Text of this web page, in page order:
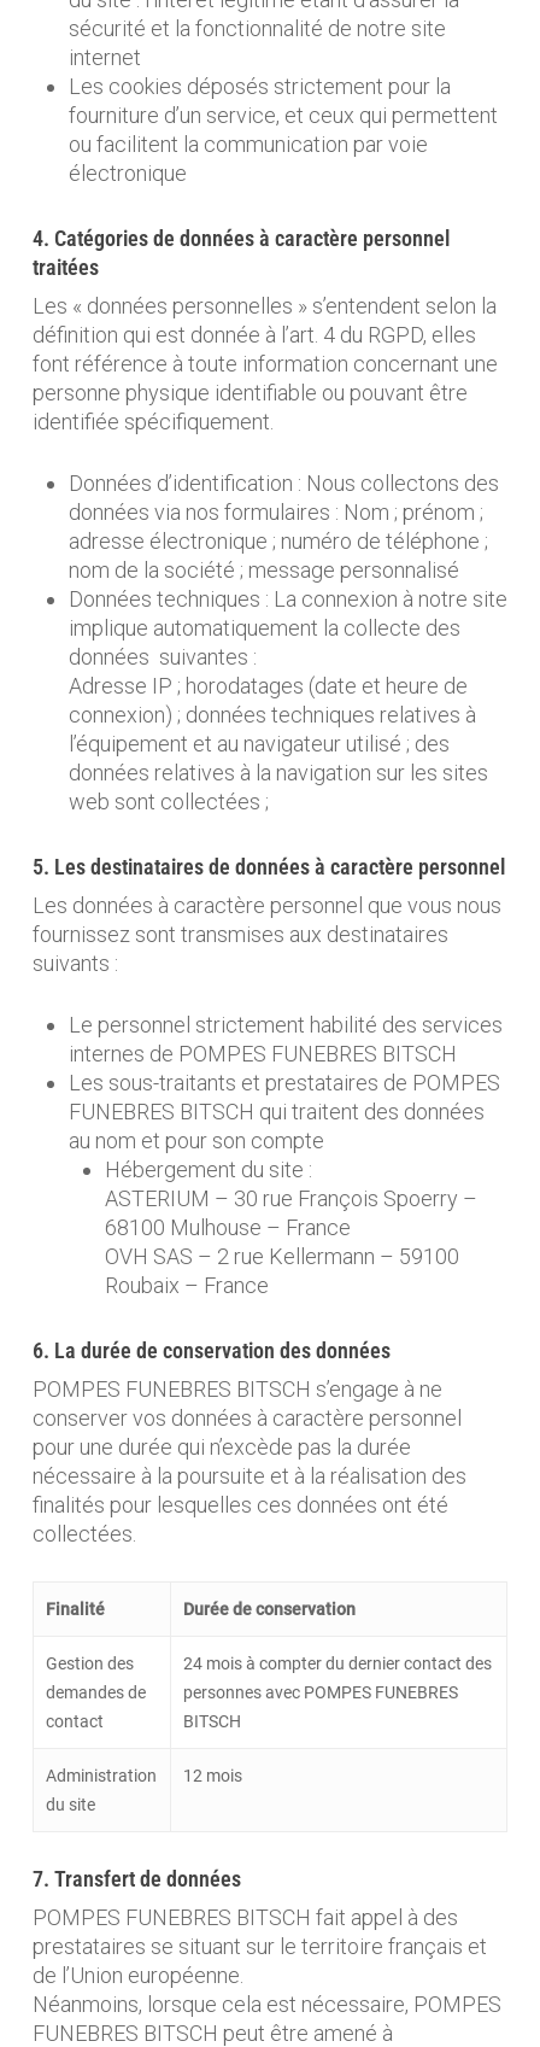
sécurité et la fonctionnalité de notre site
internet
Les cookies déposés strictement pour la
fourniture d’un service, et ceux qui permettent
ou facilitent la communication par voie
électronique
4. Catégories de données à caractère personnel
traitées
Les « données personnelles » s’entendent selon la
définition qui est donnée à l’art. 4 du RGPD, elles
font référence à toute information concernant une
personne physique identifiable ou pouvant être
identifiée spécifiquement.
Données d’identification : Nous collectons des
données via nos formulaires : Nom ; prénom ;
adresse électronique ; numéro de téléphone ;
nom de la société ; message personnalisé
Données techniques : La connexion à notre site
implique automatiquement la collecte des
données suivantes :
Adresse IP ; horodatages (date et heure de
connexion) ; données techniques relatives à
l’équipement et au navigateur utilisé ; des
données relatives à la navigation sur les sites
web sont collectées ;
5. Les destinataires de données à caractère personnel
Les données à caractère personnel que vous nous
fournissez sont transmises aux destinataires
suivants :
Le personnel strictement habilité des services
internes de POMPES FUNEBRES BITSCH
Les sous-traitants et prestataires de POMPES
FUNEBRES BITSCH qui traitent des données
au nom et pour son compte
Hébergement du site :
ASTERIUM – 30 rue François Spoerry –
68100 Mulhouse – France
OVH SAS – 2 rue Kellermann – 59100
Roubaix – France
6. La durée de conservation des données
POMPES FUNEBRES BITSCH s’engage à ne
conserver vos données à caractère personnel
pour une durée qui n’excède pas la durée
nécessaire à la poursuite et à la réalisation des
finalités pour lesquelles ces données ont été
collectées.
Finalité Durée de conservation
Gestion des
demandes de
contact
24 mois à compter du dernier contact des
personnes avec POMPES FUNEBRES
BITSCH
Administration
du site
12 mois
7. Transfert de données
POMPES FUNEBRES BITSCH fait appel à des
prestataires se situant sur le territoire français et
de l’Union européenne.
Néanmoins, lorsque cela est nécessaire, POMPES
FUNEBRES BITSCH peut être amené à